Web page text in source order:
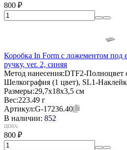
800 ₽
Коробка In Form с ложементом под
ручку, ver. 2, синяя
Метод нанесения:DTF2-Полноцвет
Шелкография (1 цвет), SL1-
Размеры:29,7х18х3,5 см
Вес:223.49 г
Артикул:G-17236.40
В наличии: 852
ЦЕНА:
800 ₽